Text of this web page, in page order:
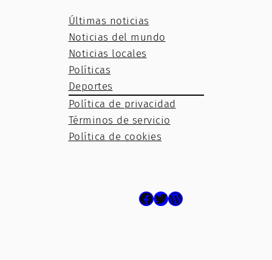
Últimas noticias
Noticias del mundo
Noticias locales
Políticas
Deportes
Política de privacidad
Términos de servicio
Política de cookies
Facebook Twitter WordPress